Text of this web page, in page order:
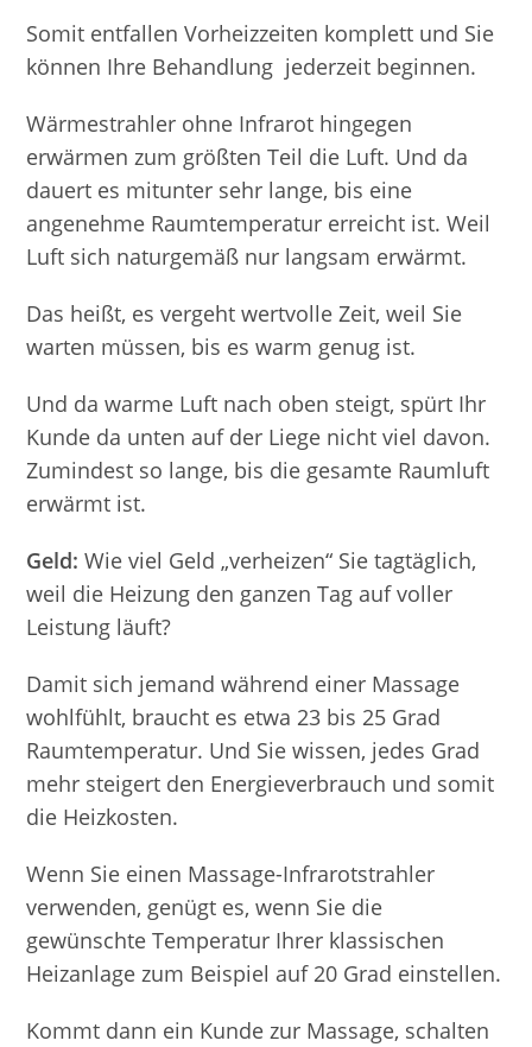
Somit entfallen Vorheizzeiten komplett und Sie
können Ihre Behandlung jederzeit beginnen.
Wärmestrahler ohne Infrarot hingegen
erwärmen zum größten Teil die Luft. Und da
dauert es mitunter sehr lange, bis eine
angenehme Raumtemperatur erreicht ist. Weil
Luft sich naturgemäß nur langsam erwärmt.
Das heißt, es vergeht wertvolle Zeit, weil Sie
warten müssen, bis es warm genug ist.
Und da warme Luft nach oben steigt, spürt Ihr
Kunde da unten auf der Liege nicht viel davon.
Zumindest so lange, bis die gesamte Raumluft
erwärmt ist.
Geld: Wie viel Geld „verheizen“ Sie tagtäglich,
weil die Heizung den ganzen Tag auf voller
Leistung läuft?
Damit sich jemand während einer Massage
wohlfühlt, braucht es etwa 23 bis 25 Grad
Raumtemperatur. Und Sie wissen, jedes Grad
mehr steigert den Energieverbrauch und somit
die Heizkosten.
Wenn Sie einen Massage-Infrarotstrahler
verwenden, genügt es, wenn Sie die
gewünschte Temperatur Ihrer klassischen
Heizanlage zum Beispiel auf 20 Grad einstellen.
Kommt dann ein Kunde zur Massage, schalten